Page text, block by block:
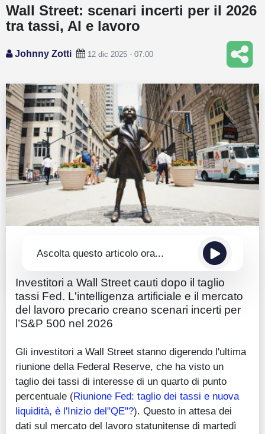
Guru Monitor
Stagionalità
Wall Street: scenari incerti per il 2026
tra tassi, AI e lavoro
Johnny Zotti 12 dic 2025 - 07:00
Ascolta questo articolo ora...
Investitori a Wall Street cauti dopo il taglio
tassi Fed. L'intelligenza artificiale e il mercato
del lavoro precario creano scenari incerti per
l’S&P 500 nel 2026
Gli investitori a Wall Street stanno digerendo l'ultima
riunione della Federal Reserve, che ha visto un
taglio dei tassi di interesse di un quarto di punto
percentuale (Riunione Fed: taglio dei tassi e nuova
liquidità, è l'Inizio del"QE"?). Questo in attesa dei
dati sul mercato del lavoro statunitense di martedì